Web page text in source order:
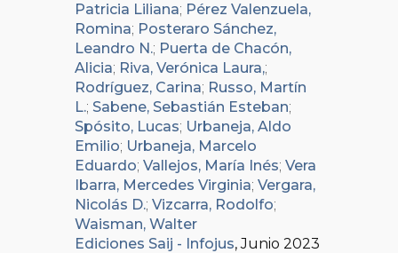
Patricia Liliana; Pérez Valenzuela,
Romina; Posteraro Sánchez,
Leandro N.; Puerta de Chacón,
Alicia; Riva, Verónica Laura,;
Rodríguez, Carina; Russo, Martín
L.; Sabene, Sebastián Esteban;
Spósito, Lucas; Urbaneja, Aldo
Emilio; Urbaneja, Marcelo
Eduardo; Vallejos, María Inés; Vera
Ibarra, Mercedes Virginia; Vergara,
Nicolás D.; Vizcarra, Rodolfo;
Waisman, Walter
Ediciones Saij - Infojus, Junio 2023